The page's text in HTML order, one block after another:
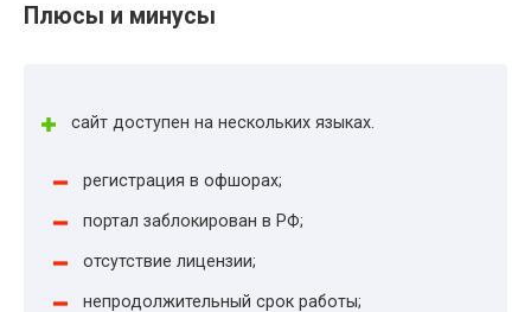
Плюсы и минусы
сайт доступен на нескольких языках.
регистрация в офшорах;
портал заблокирован в РФ;
отсутствие лицензии;
непродолжительный срок работы;